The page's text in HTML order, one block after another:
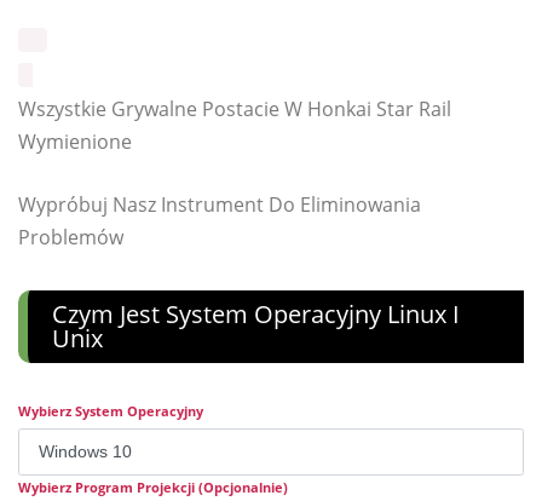
Wszystkie Grywalne Postacie W Honkai Star Rail
Wymienione
Wypróbuj Nasz Instrument Do Eliminowania
Problemów
Czym Jest System Operacyjny Linux I
Unix
Wybierz System Operacyjny
Wybierz Program Projekcji (Opcjonalnie)